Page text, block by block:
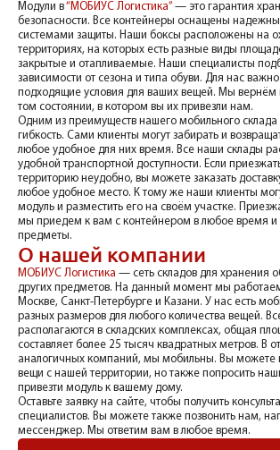
Модули в“МОБИУС Логистика” — это гарантия
безопасности. Все контейнеры оснащены
системами защиты. Наши боксы расположены на
территориях, на которых есть разные виды
закрытые и отапливаемые. Наши специалисты
зависимости от сезона и типа обуви. Для нас важно
подходящие условия для ваших вещей. Мы вернём
том состоянии, в котором вы их привезли нам.
Одним из преимуществ нашего мобильного склада
гибкость. Сами клиенты могут забирать и
любое удобное для них время. Все наши склады
удобной транспортной доступности. Если
территорию неудобно, вы можете заказать
любое удобное место. К тому же наши клиенты
модуль и разместить его на своём участке.
мы приедем к вам с контейнером в любое время и
предметы.
О нашей компании
МОБИУС Логистика — сеть складов для хранения
других предметов. На данный момент мы
Москве, Санкт-Петербурге и Казани. У нас есть
разных размеров для любого количества вещей.
располагаются в складских комплексах, общая
составляет более 25 тысяч квадратных метров. В
аналогичных компаний, мы мобильны. Вы можете
вещи с нашей территории, но также попросить
привезти модуль к вашему дому.
Оставьте заявку на сайте, чтобы получить
специалистов. Вы можете также позвонить нам,
мессенджер. Мы ответим вам в любое время.